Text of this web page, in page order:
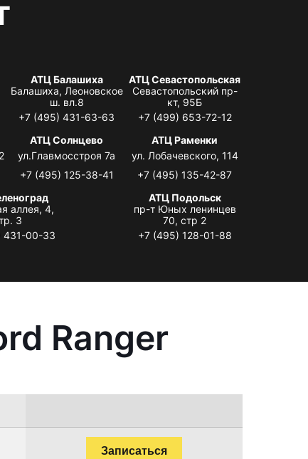
АТЦ Балашиха
Балашиха, Леоновское
ш. вл.8
+7 (495) 431-63-63
АТЦ Севастопольская
Севастопольский пр-
кт, 95Б
+7 (499) 653-72-12
АТЦ Солнцево
ул.Главмосстроя 7а
+7 (495) 125-38-41
АТЦ Раменки
ул. Лобачевского, 114
+7 (495) 135-42-87
аллея, 4,
3
431-00-33
АТЦ Подольск
пр-т Юных ленинцев
70, стр 2
+7 (495) 128-01-88
Ranger
Записаться